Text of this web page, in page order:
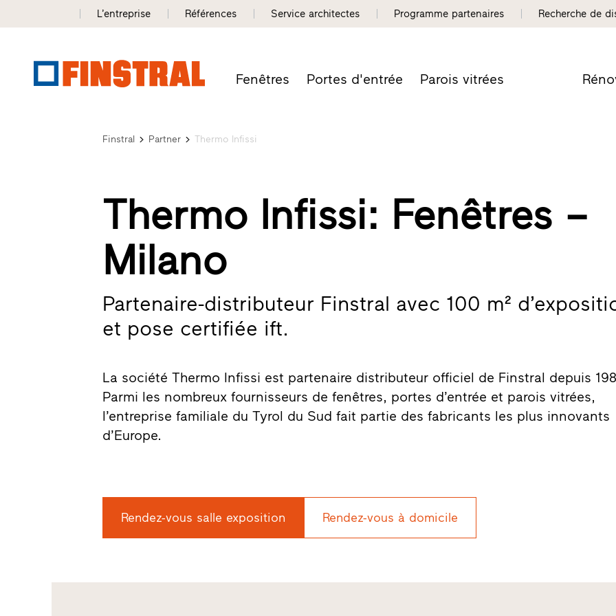
L’entreprise Références Service architectes Programme partenaires Recherche de
Fenêtres Portes d'entrée Parois vitrées
Finstral Partner Thermo Infissi
Thermo Infissi: Fenêtres –
Milano
Partenaire-distributeur Finstral avec 100 m²
et pose certifiée ift.
La société Thermo Infissi est partenaire distributeur officiel de Finstral depuis
Parmi les nombreux fournisseurs de fenêtres, portes d’entrée et parois vitrées,
l’entreprise familiale du Tyrol du Sud fait partie des fabricants les plus innovants
d’Europe.
Rendez-vous salle exposition Rendez-vous à domicile